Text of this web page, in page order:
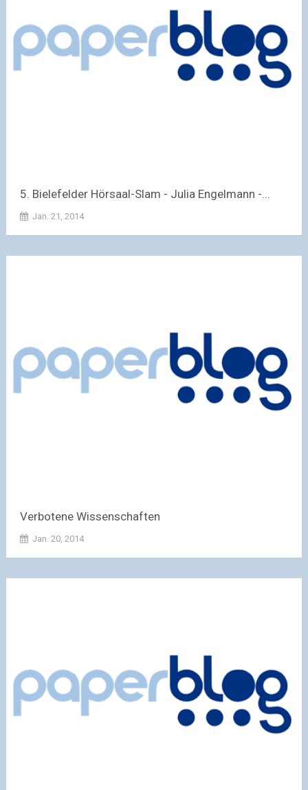
5. Bielefelder Hörsaal-Slam - Julia Engelmann -...
Jan. 21, 2014
Verbotene Wissenschaften
Jan. 20, 2014